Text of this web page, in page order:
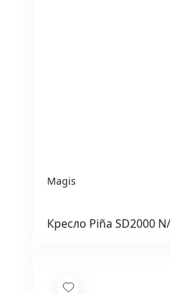
Magis
Кресло Piña SD2000